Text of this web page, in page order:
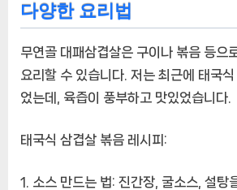
다양한 요리법
무연골 대패삼겹살은 구이나 볶음 등으
요리할 수 있습니다. 저는 최근에 태국
었는데, 육즙이 풍부하고 맛있었습니다.
태국식 삼겹살 볶음 레시피:
소스 만드는 법: 진간장, 굴소스, 설탕